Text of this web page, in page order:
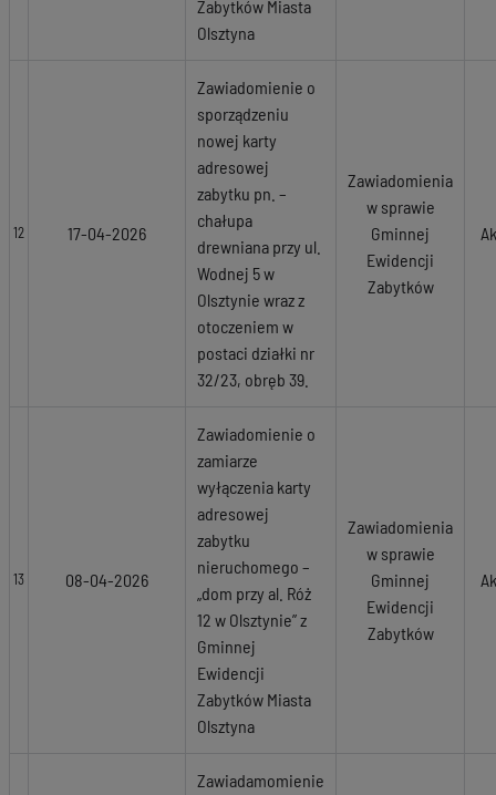
Zabytków Miasta
Olsztyna
12 17-04-2026
Zawiadomienie o
sporządzeniu
nowej karty
adresowej
zabytku pn. –
chałupa
drewniana przy ul.
Wodnej 5 w
Olsztynie wraz z
otoczeniem w
postaci działki nr
32/23, obręb 39.
Zawiadomienia
w sprawie
Gminnej
Ewidencji
Zabytków
13 08-04-2026
Zawiadomienie o
zamiarze
wyłączenia karty
adresowej
zabytku
nieruchomego –
„dom przy al. Róż
12 w Olsztynie” z
Gminnej
Ewidencji
Zabytków Miasta
Olsztyna
Zawiadomienia
w sprawie
Gminnej
Ewidencji
Zabytków
Zawiadamomienie